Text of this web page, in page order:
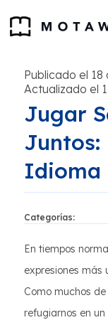
Publicado el 18
Actualizado el
Jugar
Juntos:
Idioma
Categorías:
En tiempos
expresiones más
Como muchos
refugiarnos en